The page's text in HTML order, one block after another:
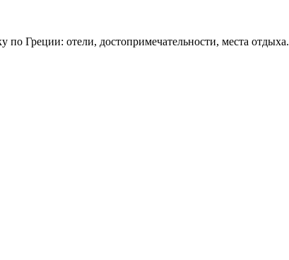
по Греции: отели, достопримечательности, места отдыха.